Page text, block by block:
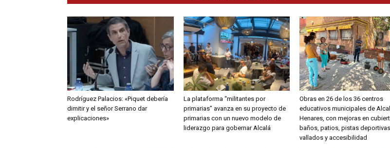
Rodríguez Palacios: «Piquet debería
dimitir y el señor Serrano dar
explicaciones»
La plataforma “militantes por
primarias” avanza en su proyecto de
primarias con un nuevo modelo de
liderazgo para gobernar Alcalá
Obras en 26 de los 36 centros
educativos municipales de
Henares, con mejoras en
baños, patios, pistas
vallados y accesibilidad